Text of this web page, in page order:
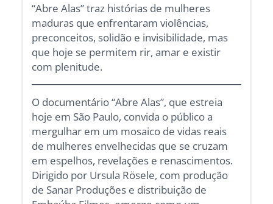
“Abre Alas” traz histórias de mulheres
maduras que enfrentaram violências,
preconceitos, solidão e invisibilidade, mas
que hoje se permitem rir, amar e existir
com plenitude.
O documentário “Abre Alas”, que estreia
hoje em São Paulo, convida o público a
mergulhar em um mosaico de vidas reais
de mulheres envelhecidas que se cruzam
em espelhos, revelações e renascimentos.
Dirigido por Ursula Rösele, com produção
de Sanar Produções e distribuição de